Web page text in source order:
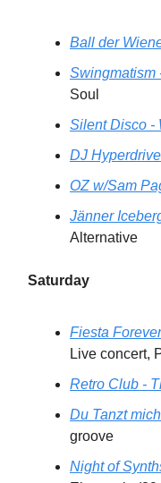
Ball der
Swingmatism
Soul
Silent Disco -
DJ
OZ w/Sam
Jänner
Alternative
Saturday
Fiesta
Live concert,
Retro Club -
Du Tanzt
groove
Night of